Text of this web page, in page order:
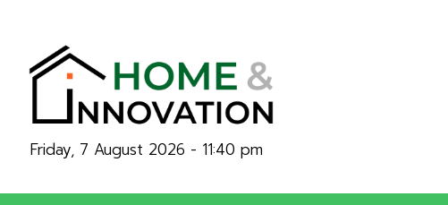
Friday, 7 August 2026 - 11:40 pm